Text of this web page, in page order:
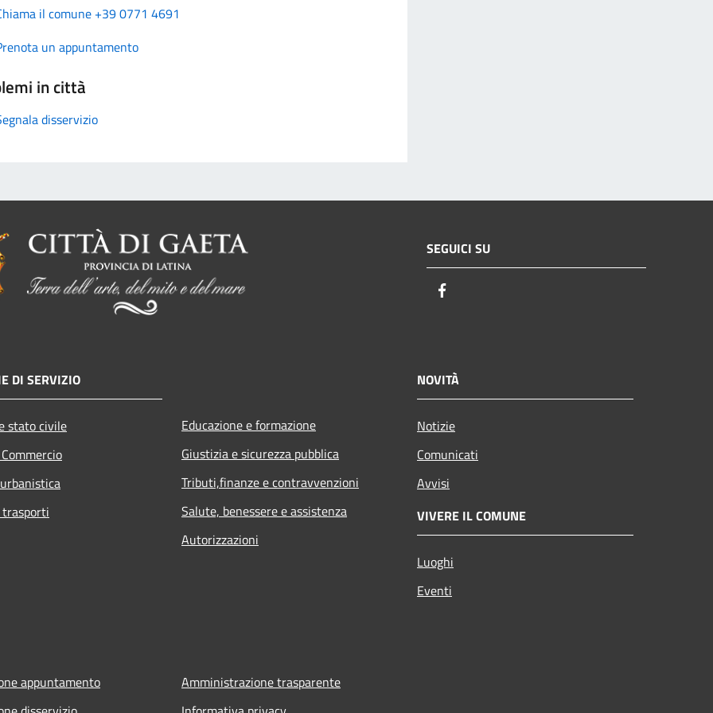
il comune +39 0771 4691
un appuntamento
in città
disservizio
SEGUICI SU
DI SERVIZIO
stato civile
Educazione e formazione
Giustizia e sicurezza pubblica
Tributi,finanze e contravvenzioni
Salute, benessere e assistenza
Autorizzazioni
NOVITÀ
Notizie
Comunicati
Avvisi
VIVERE IL COMUNE
Luoghi
Eventi
appuntamento
Amministrazione trasparente